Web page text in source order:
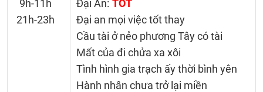
9h-11h
21h-23h
Đại An: TỐT
Đại an mọi việc tốt thay
Cầu tài ở nẻo phương Tây có tài
Mất của đi chửa xa xôi
Tình hình gia trạch ấy thời bình yên
Hành nhân chưa trở lại miền